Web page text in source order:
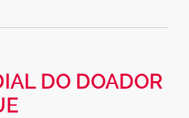
DO DOADOR